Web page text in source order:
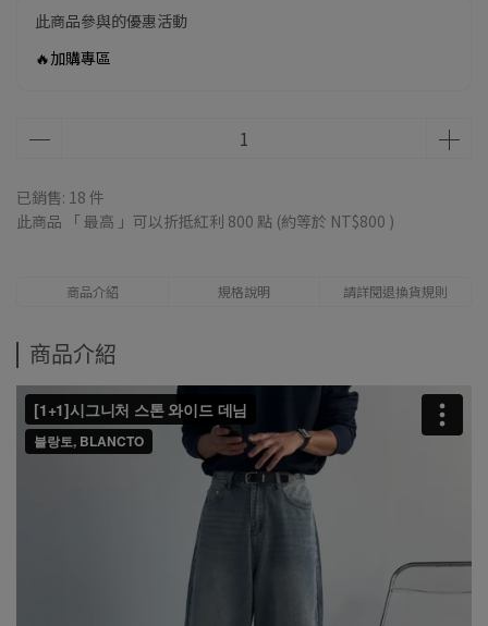
此商品參與的優惠活動
🔥加購專區
已銷售: 18 件
此商品 「 最高 」可以折抵紅利 800 點 (約等於 NT$800 )
商品介紹 規格說明 請詳閱退換貨規則
商品介紹